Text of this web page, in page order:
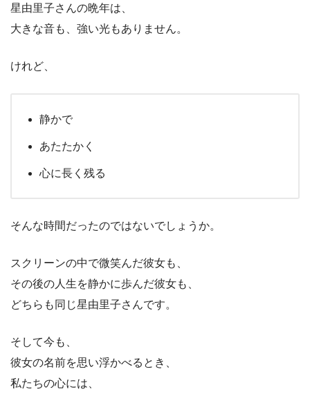
星由里子さんの晩年は、
大きな音も、強い光もありません。
けれど、
静かで
あたたかく
心に長く残る
そんな時間だったのではないでしょうか。
スクリーンの中で微笑んだ彼女も、
その後の人生を静かに歩んだ彼女も、
どちらも同じ星由里子さんです。
そして今も、
彼女の名前を思い浮かべるとき、
私たちの心には、